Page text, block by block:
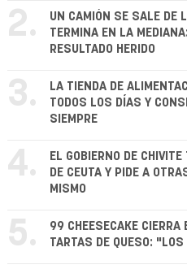
2.
UN CAMIÓN SE SALE DE
TERMINA EN LA
RESULTADO HERIDO
3.
LA TIENDA DE
TODOS LOS DÍAS Y
SIEMPRE
4.
EL GOBIERNO DE
DE CEUTA Y PIDE A
MISMO
5.
99 CHEESECAKE CIERRA
TARTAS DE QUESO: